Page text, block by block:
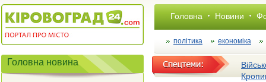
Головна Новини
політика економіка
Головна новина